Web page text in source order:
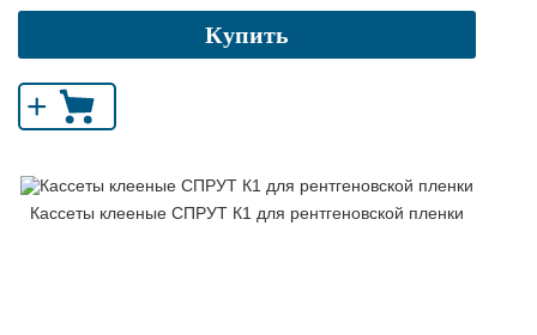
Купить
+
Кассеты клееные СПРУТ К1 для рентгеновской пленки